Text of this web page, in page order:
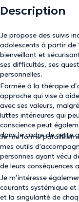
Description
Je propose des suivis
adolescents à partir de
bienveillant et
ses difficultés, ses
personnelles.
Formée à la thérapie
approche qui vise à
avec ses valeurs,
luttes intérieures qui
conscience peut
dans le cadre de cette
Je me forme
mes outils
personnes ayant vécu
de leurs conséquences
Je m’intéresse
courants systémique et
et la singularité de